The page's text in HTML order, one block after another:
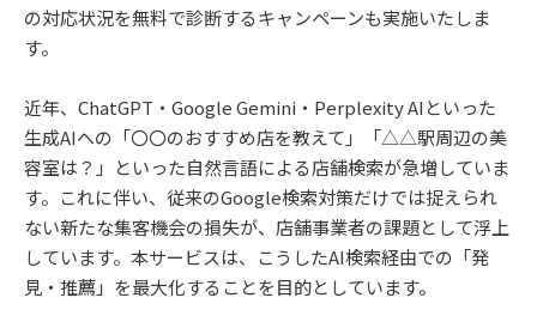
の対応状況を無料で診断するキャンペーンも実施いたしま
す。
近年、ChatGPT・Google Gemini・Perplexity AIといった
生成AIへの「〇〇のおすすめ店を教えて」「△△駅周辺の美
容室は？」といった自然言語による店舗検索が急増していま
す。これに伴い、従来のGoogle検索対策だけでは捉えられ
ない新たな集客機会の損失が、店舗事業者の課題として浮上
しています。本サービスは、こうしたAI検索経由での「発
見・推薦」を最大化することを目的としています。